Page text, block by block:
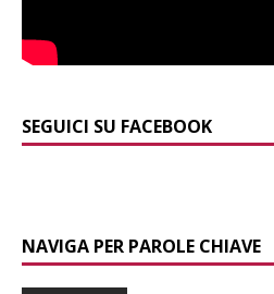
SEGUICI SU FACEBOOK
NAVIGA PER PAROLE CHIAVE